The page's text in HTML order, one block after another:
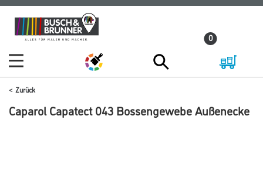
Zum
Inhalt
Zum
Navigationsmenü
0
Zurück
Caparol Capatect 043 Bossengewebe Außenecke